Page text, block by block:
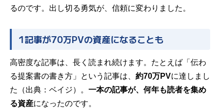
るのです。出し切る勇気が、信頼に変わりました。
1記事が70万PVの資産になることも
高密度な記事は、長く読まれ続けます。たとえば「伝わ
る提案書の書き方」という記事は、 約70万PVに達しまし
た（出典：ベイジ）。 一本の記事が、何年も読者を集め
る資産になったのです。